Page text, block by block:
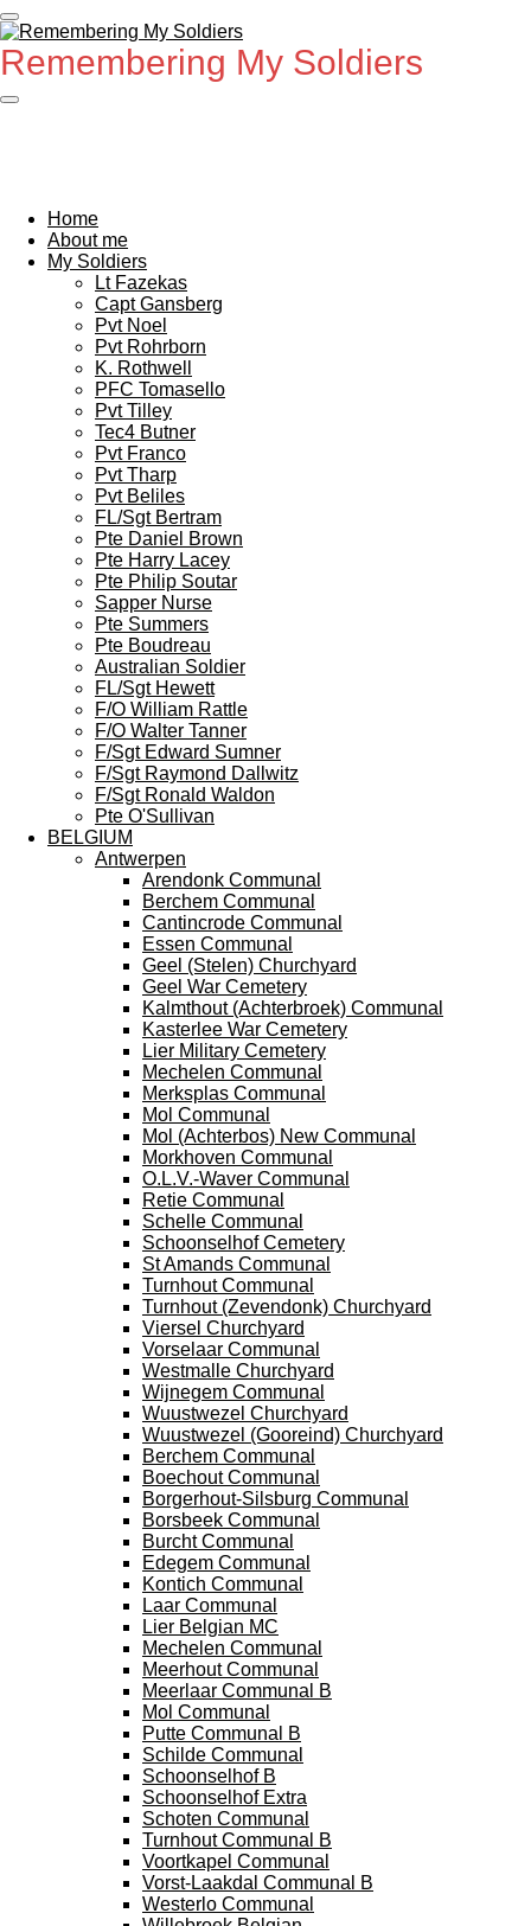
Ga
direct
naar
hoofdinhoud
Remembering My Soldiers
Home
About me
My Soldiers
Lt Fazekas
Capt Gansberg
Pvt Noel
Pvt Rohrborn
K. Rothwell
PFC Tomasello
Pvt Tilley
Tec4 Butner
Pvt Franco
Pvt Tharp
Pvt Beliles
FL/Sgt Bertram
Pte Daniel Brown
Pte Harry Lacey
Pte Philip Soutar
Sapper Nurse
Pte Summers
Pte Boudreau
Australian Soldier
FL/Sgt Hewett
F/O William Rattle
F/O Walter Tanner
F/Sgt Edward Sumner
F/Sgt Raymond Dallwitz
F/Sgt Ronald Waldon
Pte O'Sullivan
BELGIUM
Antwerpen
Arendonk Communal
Berchem Communal
Cantincrode Communal
Essen Communal
Geel (Stelen) Churchyard
Geel War Cemetery
Kalmthout (Achterbroek) Communal
Kasterlee War Cemetery
Lier Military Cemetery
Mechelen Communal
Merksplas Communal
Mol Communal
Mol (Achterbos) New Communal
Morkhoven Communal
O.L.V.-Waver Communal
Retie Communal
Schelle Communal
Schoonselhof Cemetery
St Amands Communal
Turnhout Communal
Turnhout (Zevendonk) Churchyard
Viersel Churchyard
Vorselaar Communal
Westmalle Churchyard
Wijnegem Communal
Wuustwezel Churchyard
Wuustwezel (Gooreind) Churchyard
Berchem Communal
Boechout Communal
Borgerhout-Silsburg Communal
Borsbeek Communal
Burcht Communal
Edegem Communal
Kontich Communal
Laar Communal
Lier Belgian MC
Mechelen Communal
Meerhout Communal
Meerlaar Communal B
Mol Communal
Putte Communal B
Schilde Communal
Schoonselhof B
Schoonselhof Extra
Schoten Communal
Turnhout Communal B
Voortkapel Communal
Vorst-Laakdal Communal B
Westerlo Communal